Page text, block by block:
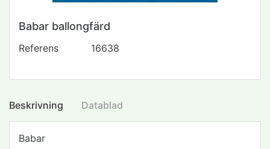
Babar ballongfärd
Referens 16638
Beskrivning Datablad
Babar